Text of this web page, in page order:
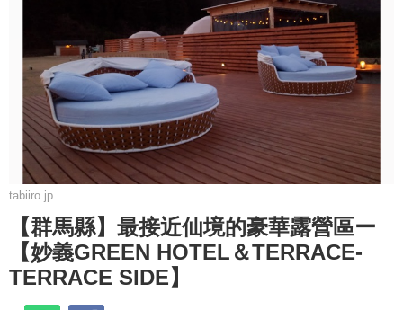
tabiiro.jp
【群馬縣】最接近仙境的豪華露營區ー
【妙義GREEN HOTEL＆TERRACE-
TERRACE SIDE】